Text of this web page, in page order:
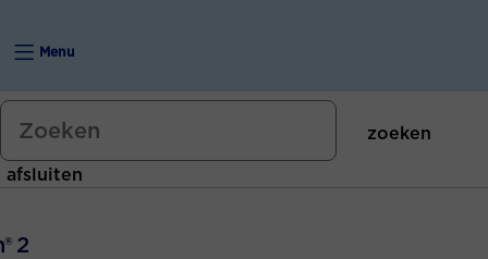
Weerstand verhogen
Menu
zoeken
afsluiten
2